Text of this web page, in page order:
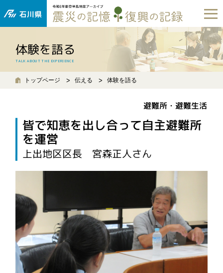
体験を語る
TALK ABOUT THE EXPERIENCE
トップページ 伝える 体験を語る
避難所・避難生活
皆で知恵を出し合って自主避難所
を運営
上出地区区長 宮森正人さん